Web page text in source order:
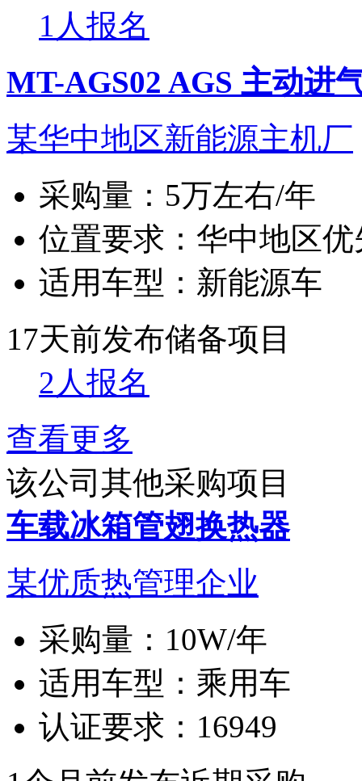
1人报名
MT-AGS02 AGS 主动进
某华中地区新能源主机厂
采购量： 5万左右/年
位置要求： 华中地区优
适用车型： 新能源车
17天前发布储备项目
2人报名
查看更多
该公司其他采购项目
车载冰箱管翅换热器
某优质热管理企业
采购量： 10W/年
适用车型： 乘用车
认证要求： 16949